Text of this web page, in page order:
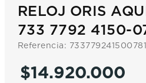
RELOJ ORIS
733 7792 4150-
Referencia:
$14.920.000